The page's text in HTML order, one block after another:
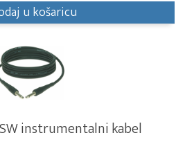
u košaricu
instrumentalni kabel